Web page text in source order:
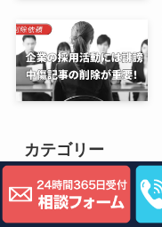
カテゴリー
破産